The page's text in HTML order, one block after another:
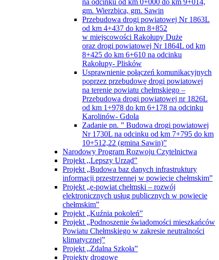
gm. Wierzbica, gm. Sawin
Przebudowa drogi powiatowej Nr 1863L
od km 4+437 do km 8+852
w miejscowości Rakołupy Duże
oraz drogi powiatowej Nr 1864L od km
8+425 do km 6+610 na odcinku
Rakołupy- Plisków
Usprawnienie połączeń komunikacyjnych
poprzez przebudowę drogi powiatowej
na terenie powiatu chełmskiego –
Przebudowa drogi powiatowej nr 1826L
od km 1+978 do km 6+178 na odcinku
Karolinów- Gdola
Zadanie pn. ” Budowa drogi powiatowej
Nr 1730L na odcinku od km 7+795 do km
10+512,22 (gmina Sawin)”
Narodowy Program Rozwoju Czytelnictwa
Projekt ,,Lepszy Urząd”
Projekt „Budowa baz danych infrastruktury
informacji przestrzennej w powiecie chełmskim”
Projekt „e-powiat chełmski – rozwój
elektronicznych usług publicznych w powiecie
chełmskim”
Projekt „Kuźnia pokoleń”
Projekt „Podnoszenie świadomości mieszkańców
Powiatu Chełmskiego w zakresie neutralności
klimatycznej”
Projekt „Zdalna Szkoła”
Projekty drogowe